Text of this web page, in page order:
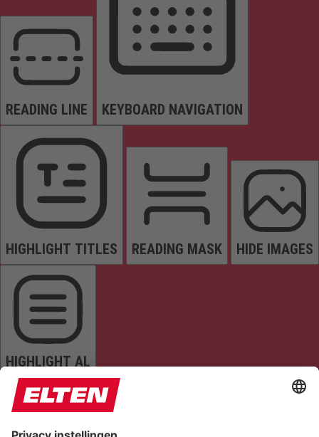
READING LINE KEYBOARD NAVIGATION
HIGHLIGHT TITLES READING MASK HIDE IMAGES
HIGHLIGHT AL